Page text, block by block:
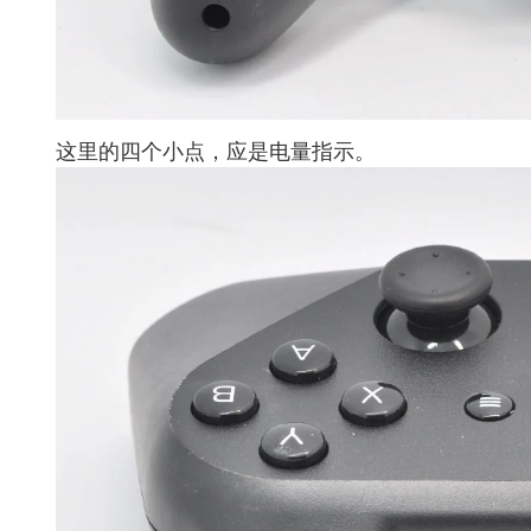
这里的四个小点，应是电量指示。